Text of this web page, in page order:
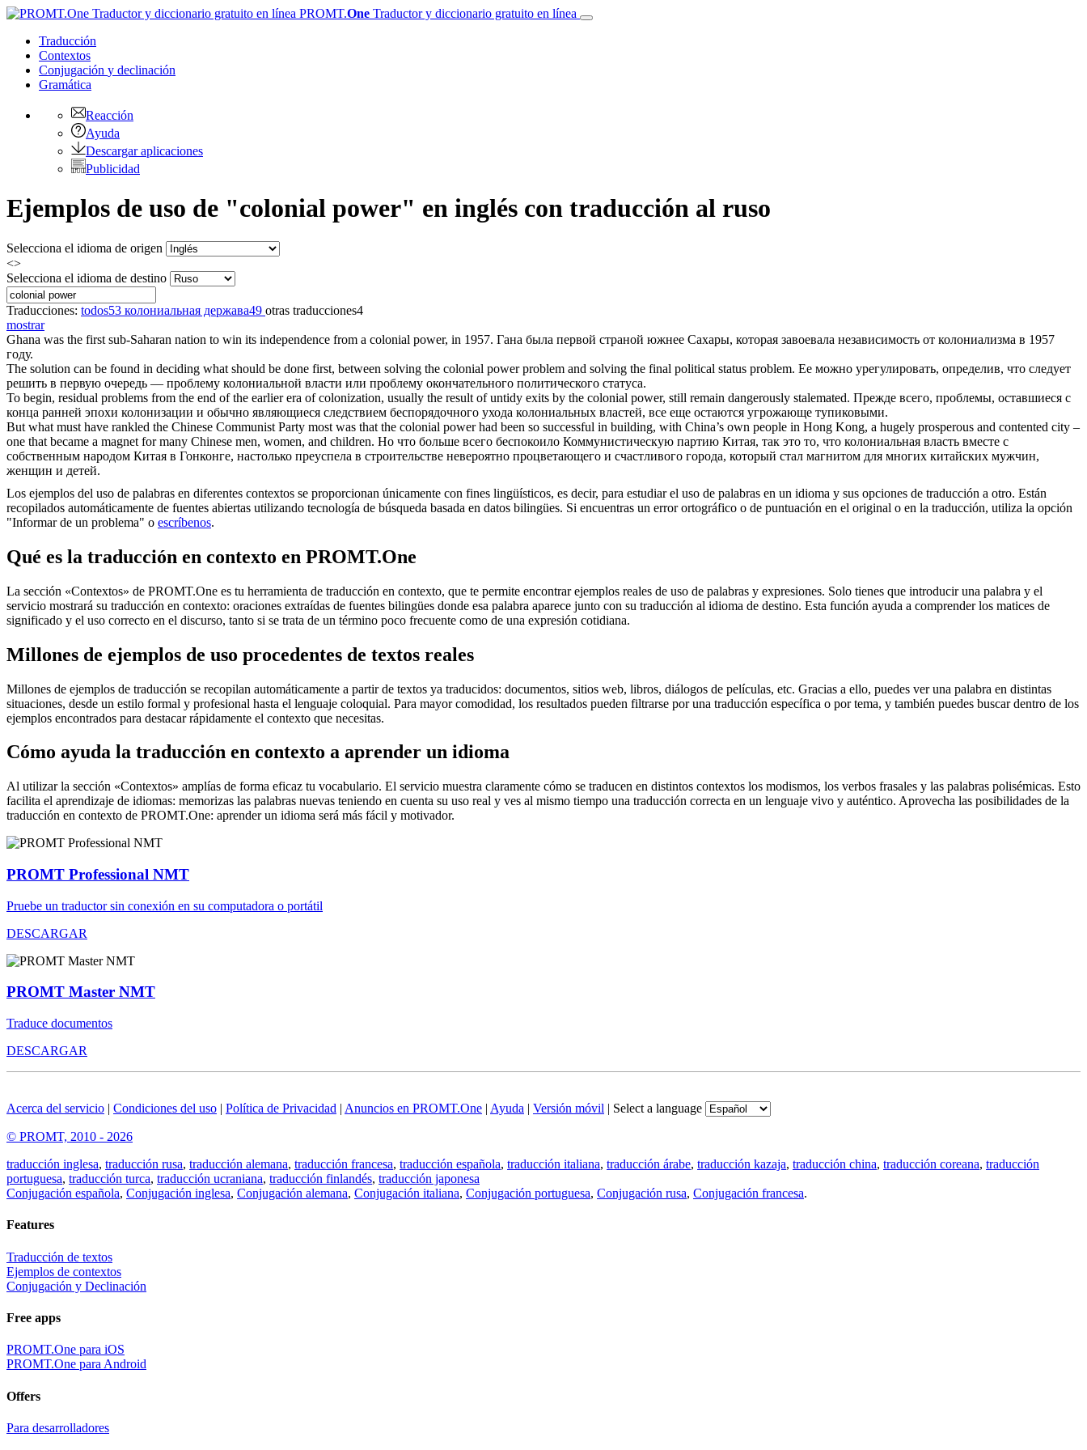
PROMT.One Traductor y diccionario gratuito en línea
Traducción
Contextos
Conjugación y declinación
Gramática
Reacción
Ayuda
Descargar aplicaciones
Publicidad
Ejemplos de uso de "colonial power" en inglés con traducción al ruso
Selecciona el idioma de origen
<>
Selecciona el idioma de destino
Traducciones: todos53 колониальная держава49 otras traducciones4
mostrar
Ghana was the first sub-Saharan nation to win its independence from a colonial power, in 1957. Гана была первой страной южнее Сахары, которая завоевала независимость от колониализма в 1957
году.
The solution can be found in deciding what should be done first, between solving the colonial powerproblem and solving the final political status problem. Ее можно урегулировать, определив, что следует
решить в первую очередь — проблему колониальной власти или проблему окончательного политического статуса.
To begin, residual problems from the end of the earlier era of colonization, usually the result of untidy exits by the colonial power, still remain dangerously stalemated. Прежде всего, проблемы, оставшиеся с
конца ранней эпохи колонизации и обычно являющиеся следствием беспорядочного ухода колониальных властей, все еще остаются угрожающе тупиковыми.
But what must have rankled the Chinese Communist Party most was that the colonial powerhad been so successful in building, with China’s own people in Hong Kong, a hugely prosperous and contented city –
one that became a magnet for many Chinese men, women, and children. Но что больше всего беспокоило Коммунистическую партию Китая, так это то, что колониальная власть вместе с
собственным народом Китая в Гонконге, настолько преуспела в строительстве невероятно процветающего и счастливого города, который стал магнитом для многих китайских мужчин,
женщин и детей.
Los ejemplos del uso de palabras en diferentes contextos se proporcionan únicamente con fines lingüísticos, es decir, para estudiar el uso de palabras en un idioma y sus opciones de traducción a otro. Están
recopilados automáticamente de fuentes abiertas utilizando tecnología de búsqueda basada en datos bilingües. Si encuentras un error ortográfico o de puntuación en el original o en la traducción, utiliza la opción
"Informar de un problema" o escríbenos.
Qué es la traducción en contexto en PROMT.One
La sección «Contextos» de PROMT.One es tu herramienta de traducción en contexto, que te permite encontrar ejemplos reales de uso de palabras y expresiones. Solo tienes que introducir una palabra y el
servicio mostrará su traducción en contexto: oraciones extraídas de fuentes bilingües donde esa palabra aparece junto con su traducción al idioma de destino. Esta función ayuda a comprender los matices de
significado y el uso correcto en el discurso, tanto si se trata de un término poco frecuente como de una expresión cotidiana.
Millones de ejemplos de uso procedentes de textos reales
Millones de ejemplos de traducción se recopilan automáticamente a partir de textos ya traducidos: documentos, sitios web, libros, diálogos de películas, etc. Gracias a ello, puedes ver una palabra en distintas
situaciones, desde un estilo formal y profesional hasta el lenguaje coloquial. Para mayor comodidad, los resultados pueden filtrarse por una traducción específica o por tema, y también puedes buscar dentro de los
ejemplos encontrados para destacar rápidamente el contexto que necesitas.
Cómo ayuda la traducción en contexto a aprender un idioma
Al utilizar la sección «Contextos» amplías de forma eficaz tu vocabulario. El servicio muestra claramente cómo se traducen en distintos contextos los modismos, los verbos frasales y las palabras polisémicas. Esto
facilita el aprendizaje de idiomas: memorizas las palabras nuevas teniendo en cuenta su uso real y ves al mismo tiempo una traducción correcta en un lenguaje vivo y auténtico. Aprovecha las posibilidades de la
traducción en contexto de PROMT.One: aprender un idioma será más fácil y motivador.
PROMT Professional NMT
Pruebe un traductor sin conexión en su computadora o portátil
DESCARGAR
PROMT Master NMT
Traduce documentos
DESCARGAR
Acerca del servicio | Condiciones del uso | Política de Privacidad | Anuncios en PROMT.One | Ayuda | Versión móvil | Select a language
© PROMT, 2010 - 2026
traducción inglesa, traducción rusa, traducción alemana, traducción francesa, traducción española, traducción italiana, traducción árabe, traducción kazaja, traducción china, traducción coreana, traducción
portuguesa, traducción turca, traducción ucraniana, traducción finlandés, traducción japonesa
Conjugación española, Conjugación inglesa, Conjugación alemana, Conjugación italiana, Conjugación portuguesa, Conjugación rusa, Conjugación francesa.
Features
Traducción de textos
Ejemplos de contextos
Conjugación y Declinación
Free apps
PROMT.One para iOS
PROMT.One para Android
Offers
Para desarrolladores